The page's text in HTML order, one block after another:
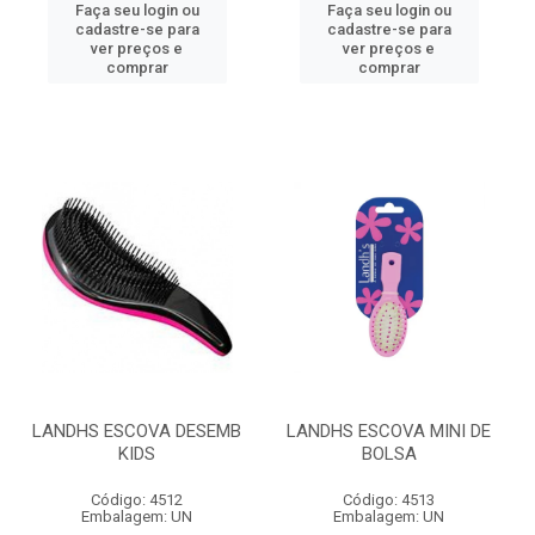
Faça seu login ou
cadastre-se para
ver preços e
comprar
Faça seu login ou
cadastre-se para
ver preços e
comprar
LANDHS ESCOVA DESEMB
KIDS
Código: 4512
Embalagem: UN
LANDHS ESCOVA MINI DE
BOLSA
Código: 4513
Embalagem: UN